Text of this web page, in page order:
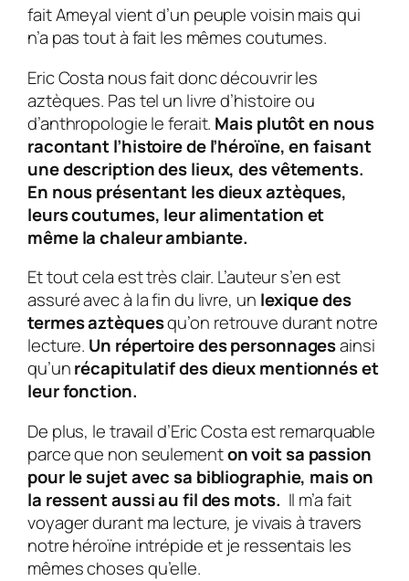
faitAmeyalvient d’un peuple voisin mais qui
n’a pas tout à fait les mêmes coutumes.
Eric Costa nous fait donc découvrir les
aztèques. Pas tel un livre d’histoire ou
d’anthropologie le ferait. Mais plutôt en nous
racontant l’histoire de l’héroïne, en faisant
une description des lieux, des vêtements.
En nous présentant les dieux aztèques,
leurs coutumes, leur alimentation et
même la chaleur ambiante.
Et tout cela est très clair. L’auteur s’en est
assuré avec à la fin du livre, un lexique des
termes aztèquesqu’on retrouve durant notre
lecture. Un répertoire des personnagesainsi
qu’unrécapitulatif des dieux mentionnés et
leur fonction.
De plus, le travail d’Eric Costa est remarquable
parce que non seulementon voit sa passion
pour le sujet avec sa bibliographie, mais on
la ressent aussi au fil des mots. Il m’a fait
voyager durant ma lecture, je vivais à travers
notre héroïne intrépide et je ressentais les
mêmes choses qu’elle.